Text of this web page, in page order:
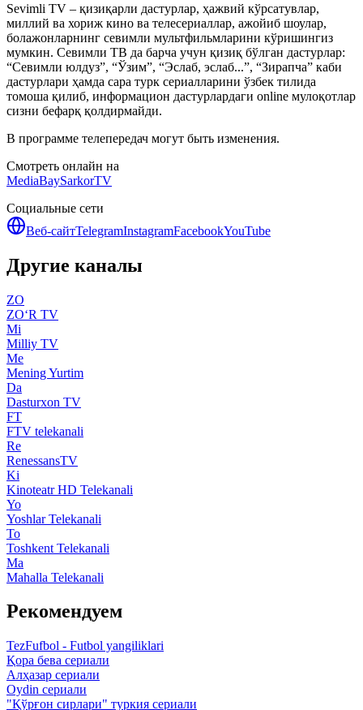
Sevimli TV – қизиқарли дастурлар, ҳажвий кўрсатувлар,
миллий ва хориж кино ва телесериаллар, ажойиб шоулар,
болажонларнинг севимли мультфильмларини кўришингиз
мумкин. Севимли ТВ да барча учун қизиқ бўлган дастурлар:
“Севимли юлдуз”, “Ўзим”, “Эслаб, эслаб...”, “Зирапча” каби
дастурлари ҳамда сара турк сериалларини ўзбек тилида
томоша қилиб, информацион дастурлардаги online мулоқотлар
сизни бефарқ қолдирмайди.
В программе телепередач могут быть изменения.
Смотреть онлайн на
MediaBaySarkorTV
Социальные сети
Веб-сайтTelegramInstagramFacebookYouTube
Другие каналы
ZO
ZO‘R TV
Mi
Milliy TV
Me
Mening Yurtim
Da
Dasturxon TV
FT
FTV telekanali
Re
RenessansTV
Ki
Kinoteatr HD Telekanali
Yo
Yoshlar Telekanali
To
Toshkent Telekanali
Ma
Mahalla Telekanali
Рекомендуем
TezFufbol - Futbol yangiliklari
Қора бева сериали
Алҳазар сериали
Oydin сериали
"Қўрғон сирлари" туркия сериали